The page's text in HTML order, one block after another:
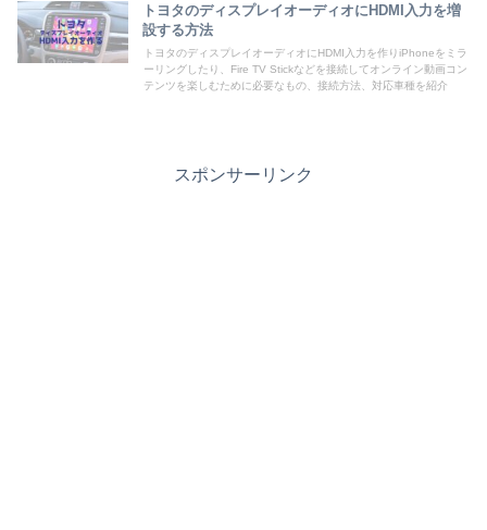
トヨタのディスプレイオーディオにHDMI入力を増
設する方法
トヨタのディスプレイオーディオにHDMI入力を作りiPhoneをミラ
ーリングしたり、Fire TV Stickなどを接続してオンライン動画コン
テンツを楽しむために必要なもの、接続方法、対応車種を紹介
スポンサーリンク